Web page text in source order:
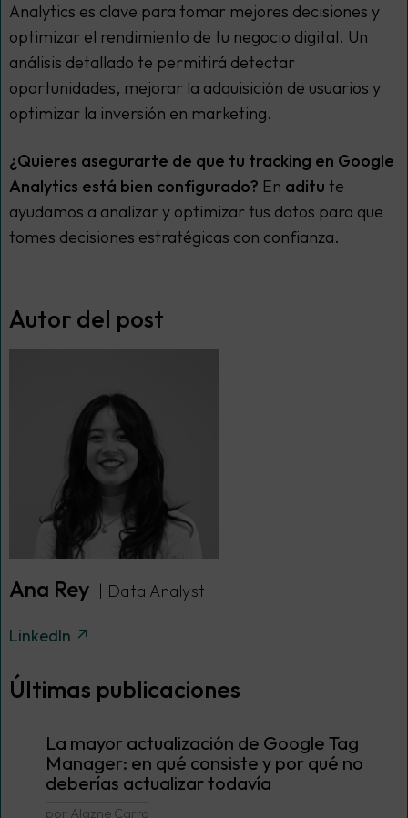
Analytics es clave para tomar mejores decisiones y
optimizar el rendimiento de tu negocio digital. Un
análisis detallado te permitirá detectar
oportunidades, mejorar la adquisición de usuarios y
optimizar la inversión en marketing.
¿Quieres asegurarte de que tu tracking en Google
Analytics está bien configurado? En aditu te
ayudamos a analizar y optimizar tus datos para que
tomes decisiones estratégicas con confianza.
Autor del post
Ana Rey | Data Analyst
LinkedIn ↗
Últimas publicaciones
La mayor actualización de Google Tag
Manager: en qué consiste y por qué no
deberías actualizar todavía
por Alazne Carro